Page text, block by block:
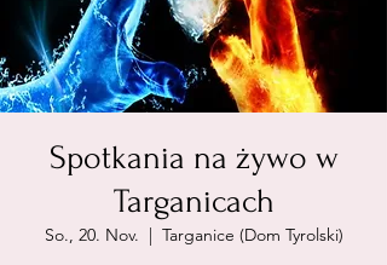
Spotkania na żywo w
Targanicach
So., 20. Nov.
  |
Targanice (Dom Tyrolski)